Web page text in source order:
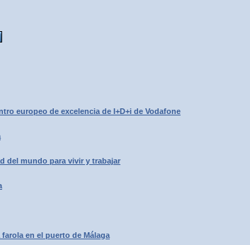
europeo de excelencia de I+D+i de Vodafone
del mundo para vivir y trabajar
en el puerto de Málaga